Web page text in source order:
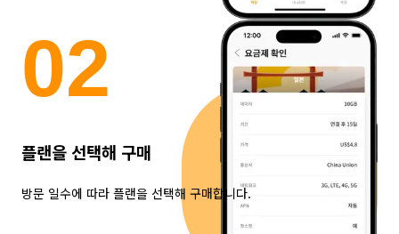
02
플랜을 선택해 구매
방문 일수에 따라 플랜을 선택해 구매합니다.